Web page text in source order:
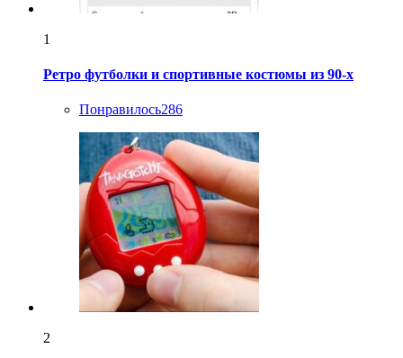
1
Ретро футболки и спортивные костюмы из 90-х
Понравилось286
2